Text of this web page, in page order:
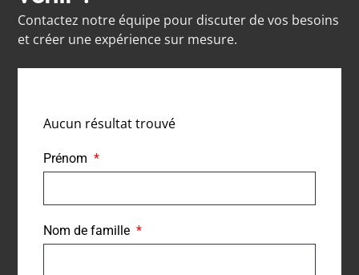
Contactez notre équipe pour discuter de vos besoins
et créer une expérience sur mesure.
Aucun résultat trouvé
Prénom
Nom de famille